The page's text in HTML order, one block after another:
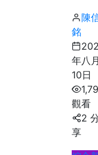
陳
銘
年八
10日
觀看
2
享